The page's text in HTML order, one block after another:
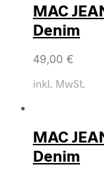
MAC
Denim
49,00 €
inkl. MwSt.
MAC
Denim